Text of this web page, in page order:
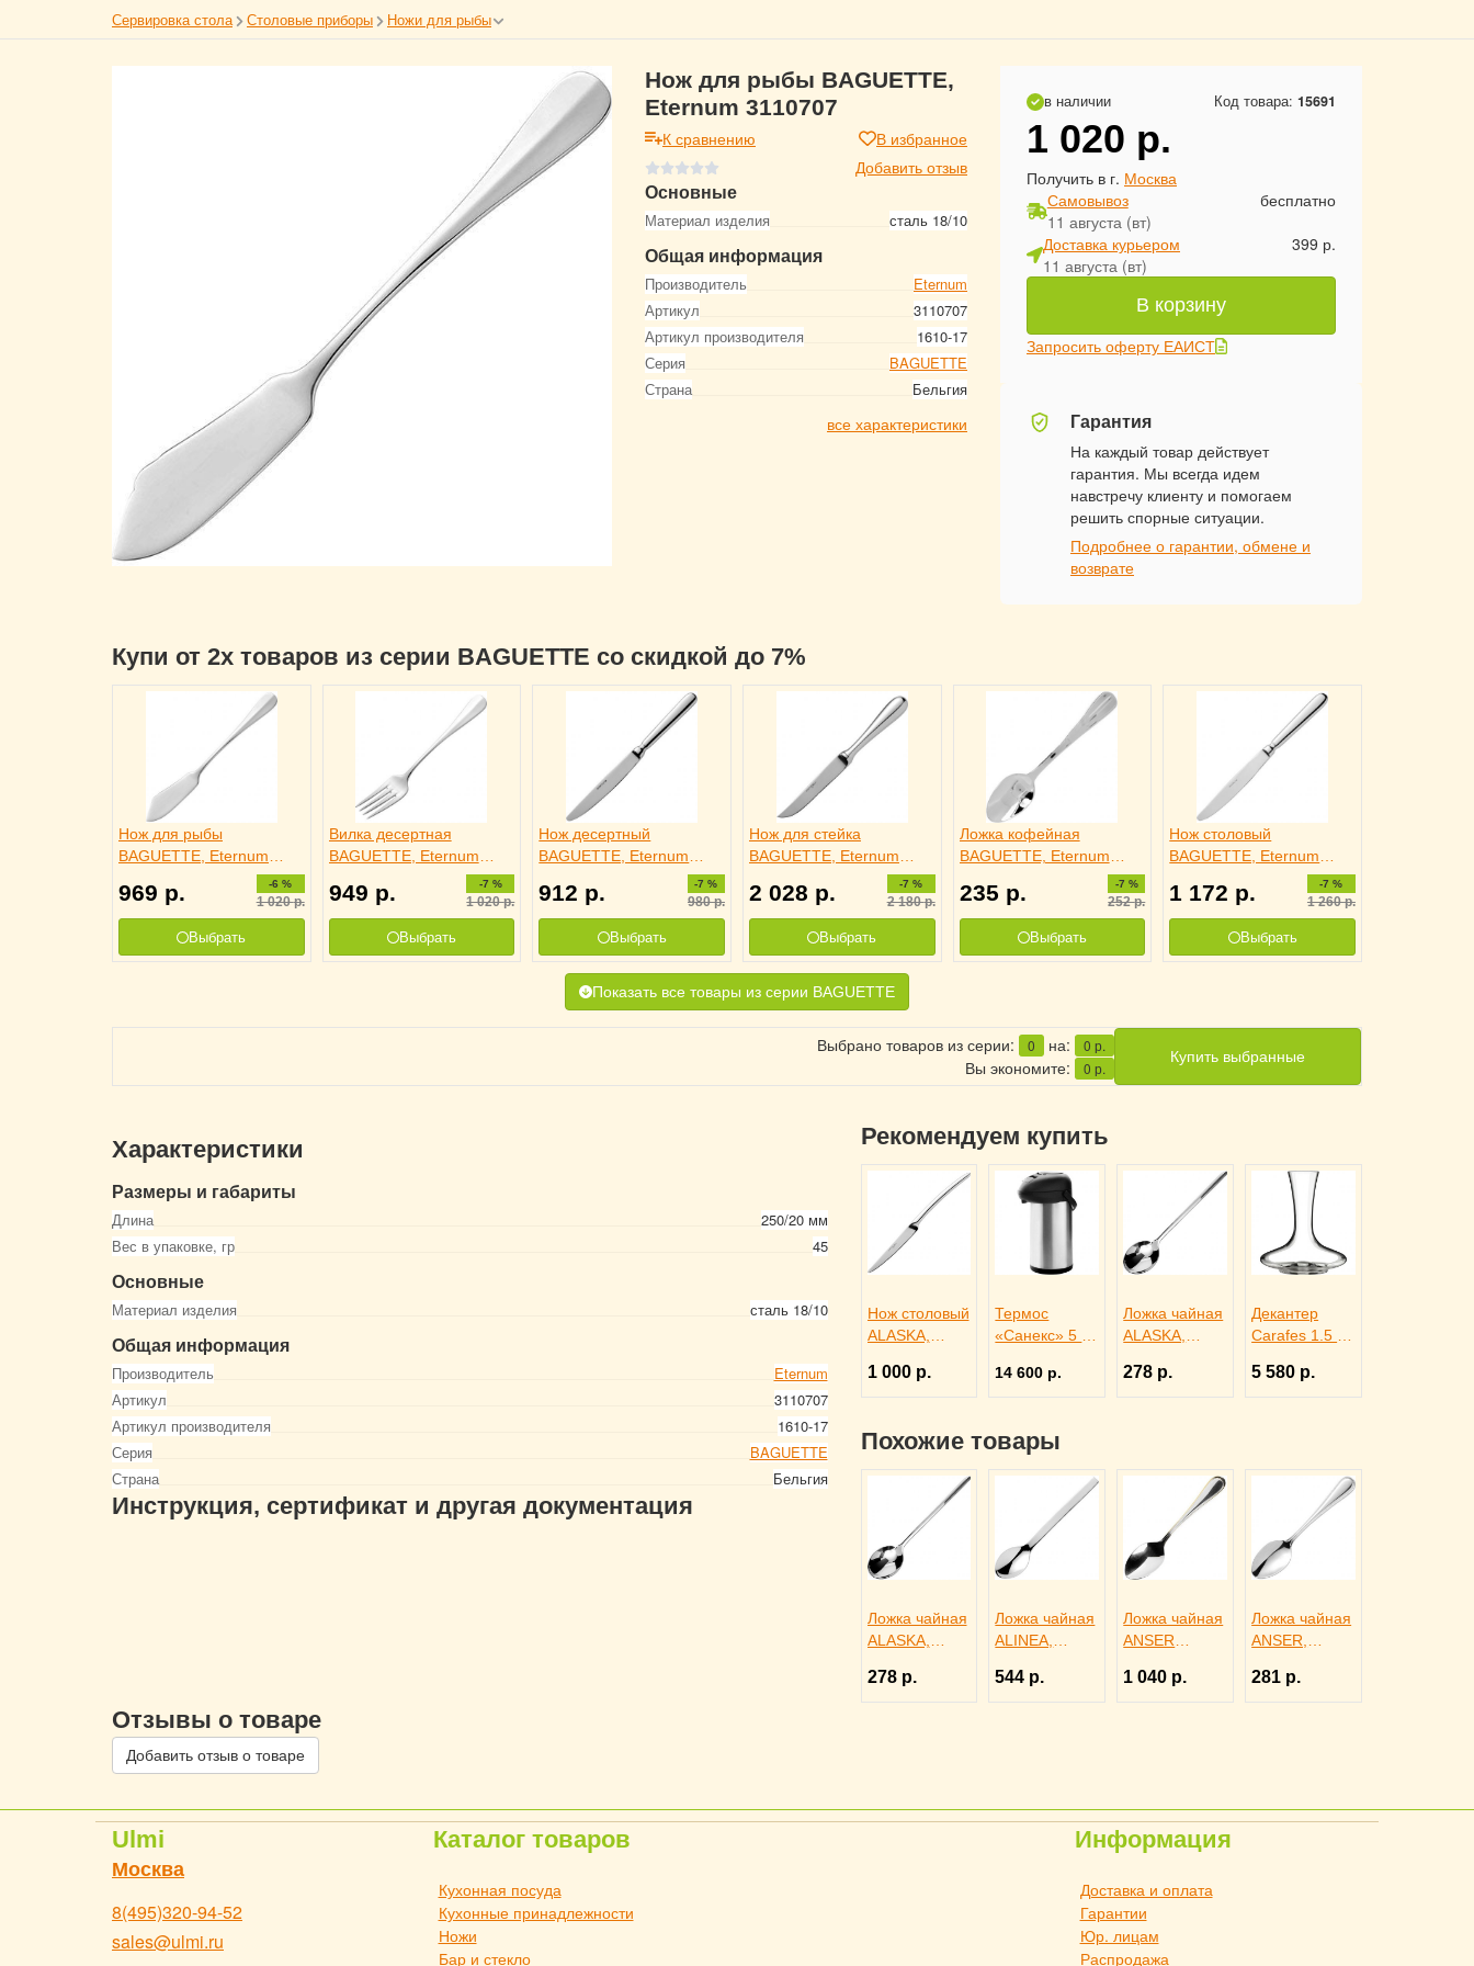
Сервировка стола Столовые приборы Ножи для рыбы
Нож для рыбы BAGUETTE,
Eternum 3110707
К сравнению
В избранное
Добавить отзыв
Основные
Материал изделия сталь 18/10
Общая информация
Производитель
Eternum
Артикул
3110707
Артикул производителя
1610-17
Серия
BAGUETTE
Страна
Бельгия
все характеристики
в наличии Код товара: 15691
1 020 р.
Получить в г. Москва
Самовывоз
11 августа (вт)
бесплатно
Доставка курьером
11 августа (вт)
399 р.
В корзину
Запросить оферту ЕАИСТ
Гарантия
На каждый товар действует
гарантия. Мы всегда идем
навстречу клиенту и помогаем
решить спорные ситуации.
Подробнее о гарантии, обмене и
возврате
Купи от 2х товаров из серии BAGUETTE со скидкой до 7%
Нож для рыбы
BAGUETTE, Eternum
969 р. -6 %
1 020р.
Выбрать
Вилка десертная
BAGUETTE, Eternum
949 р. -7 %
1 020р.
Выбрать
Нож десертный
BAGUETTE, Eternum
912 р. -7 %
980р.
Выбрать
Нож для стейка
BAGUETTE, Eternum
2 028 р. -7 %
2 180р.
Выбрать
Ложка кофейная
BAGUETTE, Eternum
235 р. -7 %
252р.
Выбрать
Нож столовый
BAGUETTE, Eternum
1 172 р. -7 %
1 260р.
Выбрать
Показать все товары из серии BAGUETTE
Выбрано товаров из серии: 0 на: 0 р.
Вы экономите: 0 р.
Купить выбранные
Характеристики
Размеры и габариты
Длина
250/20 мм
Вес в упаковке, гр
45
Основные
Материал изделия сталь 18/10
Общая информация
Производитель
Eternum
Артикул
3110707
Артикул производителя
1610-17
Серия
BAGUETTE
Страна
Бельгия
Инструкция, сертификат и другая документация
Рекомендуем купить
Нож столовый
ALASKA,
3110291
1 000 р.
Термос
«Санекс» 5 л,
3150635
14 600 р.
Ложка чайная
ALASKA,
3110447
278 р.
Декантер
Carafes 1.5 л,
5 580 р.
Похожие товары
Ложка чайная
ALASKA,
3110447
278 р.
Ложка чайная
ALINEA,
3110450
544 р.
Ложка чайная
ANSER
Eternum
3110467
1 040 р.
Ложка чайная
ANSER,
3110433
281 р.
Отзывы о товаре
Добавить отзыв о товаре
Ulmi
Москва
8(495)320-94-52
sales@ulmi.ru
Каталог товаров
Кухонная посуда
Кухонные принадлежности
Ножи
Бар и стекло
Информация
Доставка и оплата
Гарантии
Юр. лицам
Распродажа